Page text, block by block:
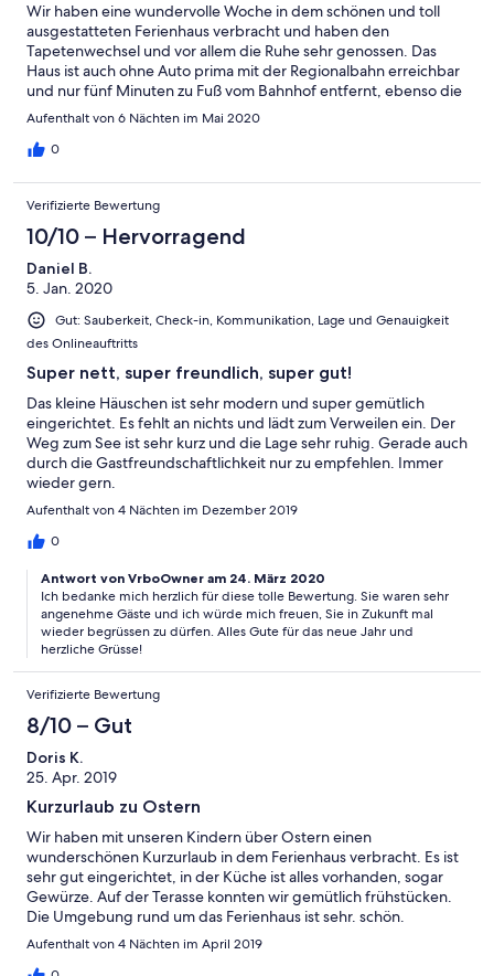
Wir haben eine wundervolle Woche in dem schönen und toll
ausgestatteten Ferienhaus verbracht und haben den
Tapetenwechsel und vor allem die Ruhe sehr genossen. Das
Haus ist auch ohne Auto prima mit der Regionalbahn erreichbar
und nur fünf Minuten zu Fuß vom Bahnhof entfernt, ebenso die
Einkaufsmöglichkeiten direkt neben dem Bahnhof. Die
zuvorkommend. Wir kommen gerne wieder. Liebe Grüße von
Aufenthalt von 6 Nächten im Mai 2020
0
Verifizierte Bewertung
10/10 – Hervorragend
Daniel B.
5. Jan. 2020
Gut: Sauberkeit, Check-in, Kommunikation, Lage und Genauigkeit
des Onlineauftritts
Super nett, super freundlich, super gut!
Das kleine Häuschen ist sehr modern und super gemütlich
eingerichtet. Es fehlt an nichts und lädt zum Verweilen ein. Der
Weg zum See ist sehr kurz und die Lage sehr ruhig. Gerade auch
durch die Gastfreundschaftlichkeit nur zu empfehlen. Immer
wieder gern.
Aufenthalt von 4 Nächten im Dezember 2019
0
Antwort von VrboOwner am 24. März 2020
Ich bedanke mich herzlich für diese tolle Bewertung. Sie waren sehr
angenehme Gäste und ich würde mich freuen, Sie in Zukunft mal
wieder begrüssen zu dürfen. Alles Gute für das neue Jahr und
herzliche Grüsse!
Verifizierte Bewertung
8/10 – Gut
Doris K.
25. Apr. 2019
Kurzurlaub zu Ostern
Wir haben mit unseren Kindern über Ostern einen
wunderschönen Kurzurlaub in dem Ferienhaus verbracht. Es ist
sehr gut eingerichtet, in der Küche ist alles vorhanden, sogar
Gewürze. Auf der Terasse konnten wir gemütlich frühstücken.
Die Umgebung rund um das Ferienhaus ist sehr. schön.
Aufenthalt von 4 Nächten im April 2019